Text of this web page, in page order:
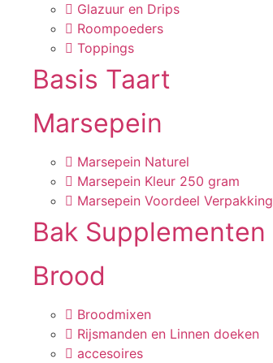
Glazuur en Drips
Roompoeders
Toppings
Basis Taart
Marsepein
Marsepein Naturel
Marsepein Kleur 250 gram
Marsepein Voordeel Verpakking
Bak Supplementen
Brood
Broodmixen
Rijsmanden en Linnen doeken
accesoires